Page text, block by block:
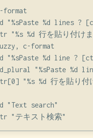
"%sPaste %d lines
"%s %d 行を貼り付
c-format
"%sPaste %d line ?
"%sPaste
"%s %d 行を貼
"Text search"